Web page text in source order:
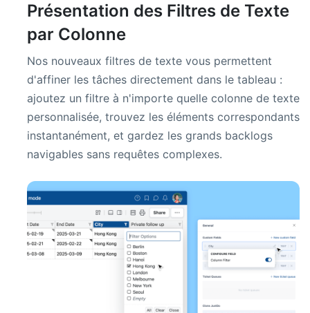
Présentation des Filtres de Texte
par Colonne
Nos nouveaux filtres de texte vous permettent
d'affiner les tâches directement dans le tableau :
ajoutez un filtre à n'importe quelle colonne de texte
personnalisée, trouvez les éléments correspondants
instantanément, et gardez les grands backlogs
navigables sans requêtes complexes.